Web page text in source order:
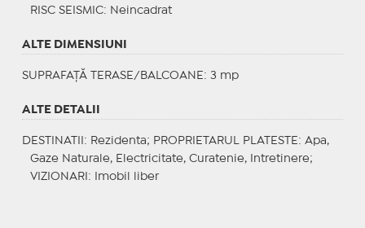
RISC SEISMIC: Neincadrat
ALTE DIMENSIUNI
SUPRAFAȚĂ TERASE/BALCOANE: 3 mp
ALTE DETALII
DESTINATII : Rezidenta; PROPRIETARUL PLATESTE : Apa,
Gaze Naturale, Electricitate, Curatenie, Intretinere;
VIZIONARI : Imobil liber